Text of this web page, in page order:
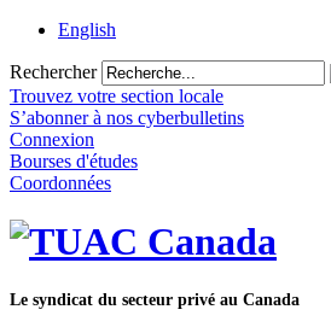
English
Rechercher
Trouvez votre section locale
S’abonner à nos cyberbulletins
Connexion
Bourses d'études
Coordonnées
Le syndicat du secteur privé au Canada